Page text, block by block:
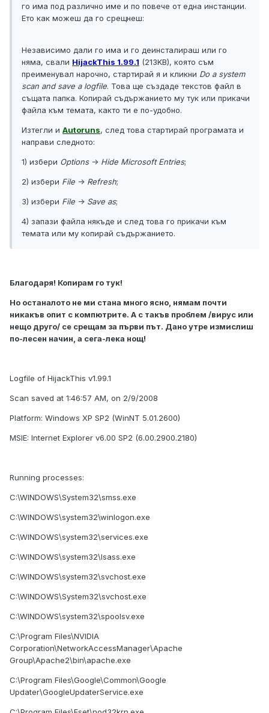
го има под различно име и по повече от една инстанции.
Ето как можеш да го срещнеш:
Независимо дали го има и го деинсталираш или го
няма, свали HijackThis 1.99.1 (213KB), която съм
преименувал нарочно, стартирай я и кликни Do a system
scan and save a logfile. Това ще създаде текстов файл в
същата папка. Копирай съдържанието му тук или прикачи
файла към темата, както ти е по-удобно.
Изтегли и Autoruns, след това стартирай програмата и
направи следното:
1) избери Options-> Hide Microsoft Entries;
2) избери File -> Refresh;
3) избери File -> Save as;
4) запази файла някъде и след това го прикачи към
темата или му копирай съдържанието.
Благодаря! Копирам го тук!
Но останалото не ми стана много ясно, нямам почти
никакъв опит с компютрите. А с такъв проблем /вирус или
нещо друго/ се срещам за първи път. Дано утре измислиш
по-лесен начин, а сега-лека нощ!
Logfile of HijackThis v1.99.1
Scan saved at 1:46:57 AM, on 2/9/2008
Platform: Windows XP SP2 (WinNT 5.01.2600)
MSIE: Internet Explorer v6.00 SP2 (6.00.2900.2180)
Running processes:
C:\WINDOWS\System32\smss.exe
C:\WINDOWS\system32\winlogon.exe
C:\WINDOWS\system32\services.exe
C:\WINDOWS\system32\lsass.exe
C:\WINDOWS\system32\svchost.exe
C:\WINDOWS\System32\svchost.exe
C:\WINDOWS\system32\spoolsv.exe
C:\Program Files\NVIDIA
Corporation\NetworkAccessManager\Apache
Group\Apache2\bin\apache.exe
C:\Program Files\Google\Common\Google
Updater\GoogleUpdaterService.exe